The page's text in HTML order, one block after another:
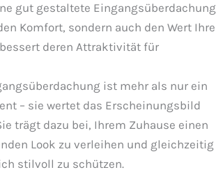
gut gestaltete Eingangsüberdachung
Komfort, sondern auch den Wert
deren Attraktivität für
ist mehr als nur ein
– sie wertet das Erscheinungsbild
trägt dazu bei, Ihrem Zuhause einen
Look zu verleihen und gleichzeitig
stilvoll zu schützen.